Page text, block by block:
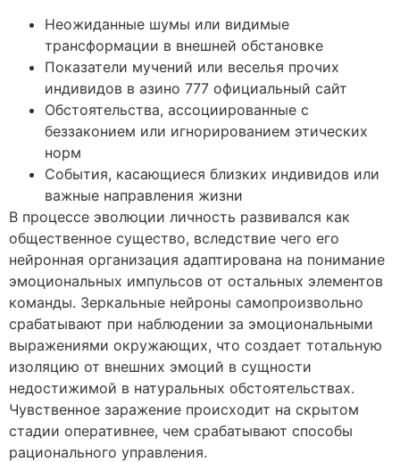
Неожиданные шумы или видимые
трансформации в внешней обстановке
Показатели мучений или веселья прочих
индивидов в азино 777 официальный сайт
Обстоятельства, ассоциированные с
беззаконием или игнорированием этических
норм
События, касающиеся близких индивидов или
важные направления жизни
В процессе эволюции личность развивался как
общественное существо, вследствие чего его
нейронная организация адаптирована на понимание
эмоциональных импульсов от остальных элементов
команды. Зеркальные нейроны самопроизвольно
срабатывают при наблюдении за эмоциональными
выражениями окружающих, что создает тотальную
изоляцию от внешних эмоций в сущности
недостижимой в натуральных обстоятельствах.
Чувственное заражение происходит на скрытом
стадии оперативнее, чем срабатывают способы
рационального управления.